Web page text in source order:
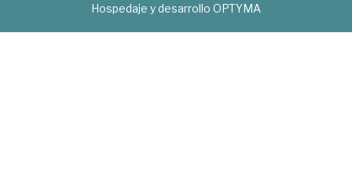
Hospedaje y desarrollo OPTYMA